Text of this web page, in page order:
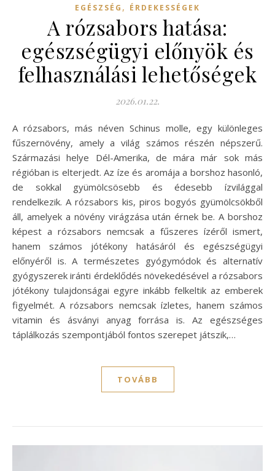
EGÉSZSÉG , ÉRDEKESSÉGEK
A rózsabors hatása:
egészségügyi előnyök és
felhasználási lehetőségek
2026.01.22.
A rózsabors, más néven Schinus molle, egy különleges
fűszernövény, amely a világ számos részén népszerű.
Származási helye Dél-Amerika, de mára már sok más
régióban is elterjedt. Az íze és aromája a borshoz hasonló,
de sokkal gyümölcsösebb és édesebb ízvilággal
rendelkezik. A rózsabors kis, piros bogyós gyümölcsökből
áll, amelyek a növény virágzása után érnek be. A borshoz
képest a rózsabors nemcsak a fűszeres ízéről ismert,
hanem számos jótékony hatásáról és egészségügyi
előnyéről is. A természetes gyógymódok és alternatív
gyógyszerek iránti érdeklődés növekedésével a rózsabors
jótékony tulajdonságai egyre inkább felkeltik az emberek
figyelmét. A rózsabors nemcsak ízletes, hanem számos
vitamin és ásványi anyag forrása is. Az egészséges
táplálkozás szempontjából fontos szerepet játszik,…
TOVÁBB